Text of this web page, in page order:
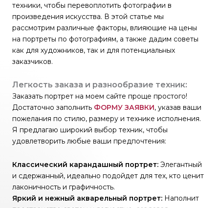
техники, чтобы перевоплотить фотографии в
произведения искусства. В этой статье мы
рассмотрим различные факторы, влияющие на цены
на портреты по фотографиям, а также дадим советы
как для художников, так и для потенциальных
заказчиков.
Легкость заказа и разнообразие техник:
Заказать портрет на моем сайте проще простого!
Достаточно заполнить ФОРМУ ЗАЯВКИ, указав ваши
пожелания по стилю, размеру и технике исполнения.
Я предлагаю широкий выбор техник, чтобы
удовлетворить любые ваши предпочтения:
Классический карандашный портрет: Элегантный
и сдержанный, идеально подойдет для тех, кто ценит
лаконичность и графичность.
Яркий и нежный акварельный портрет: Наполнит